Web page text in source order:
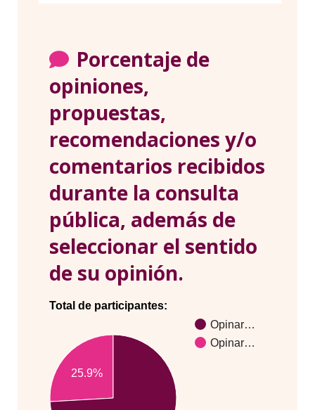
Porcentaje de
opiniones,
propuestas,
recomendaciones y/o
comentarios recibidos
durante la consulta
pública, además de
seleccionar el sentido
de su opinión.
Total de participantes:
Opinar…
Opinar…
25.9%